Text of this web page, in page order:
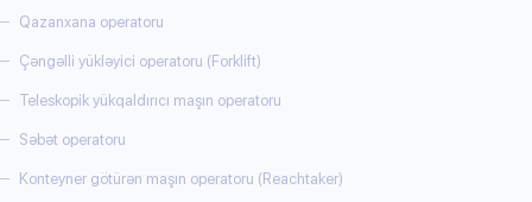
Qazanxana operatoru
Çəngəlli yükləyici operatoru (Forklift)
Teleskopik yükqaldırıcı maşın operatoru
Səbət operatoru
Konteyner götürən maşın operatoru (Reachtaker)